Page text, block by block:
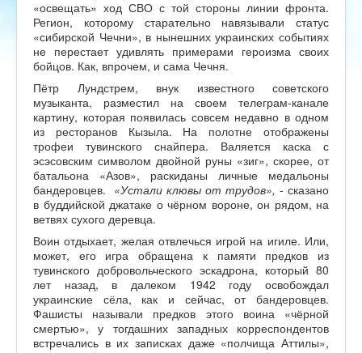
«освещать» ход СВО с той стороны линии фронта.
Регион, которому старательно навязывали статус
«сибирской Чечни», в нынешних украинских событиях
не перестает удивлять примерами героизма своих
бойцов. Как, впрочем, и сама Чечня.
Пётр Лундстрем, внук известного советского
музыканта, разместил на своем телеграм-канале
картину, которая появилась совсем недавно в одном
из ресторанов Кызыла. На полотне отображены
трофеи тувинского снайпера. Валяется каска с
эсэсовским символом двойной руны «зиг», скорее, от
батальона «Азов», раскиданы личные медальоны
бандеровцев. «Устали клювы от трудов», - сказано
в буддийской джатаке о чёрном вороне, он рядом, на
ветвях сухого деревца.
Воин отдыхает, желая отвлечься игрой на игиле. Или,
может, его игра обращена к памяти предков из
тувинского добровольческого эскадрона, который 80
лет назад, в далеком 1942 году освобождал
украинские сёла, как и сейчас, от бандеровцев.
Фашисты называли предков этого воина «чёрной
смертью», у тогдашних западных корреспондентов
встречались в их записках даже «полчища Аттилы»,